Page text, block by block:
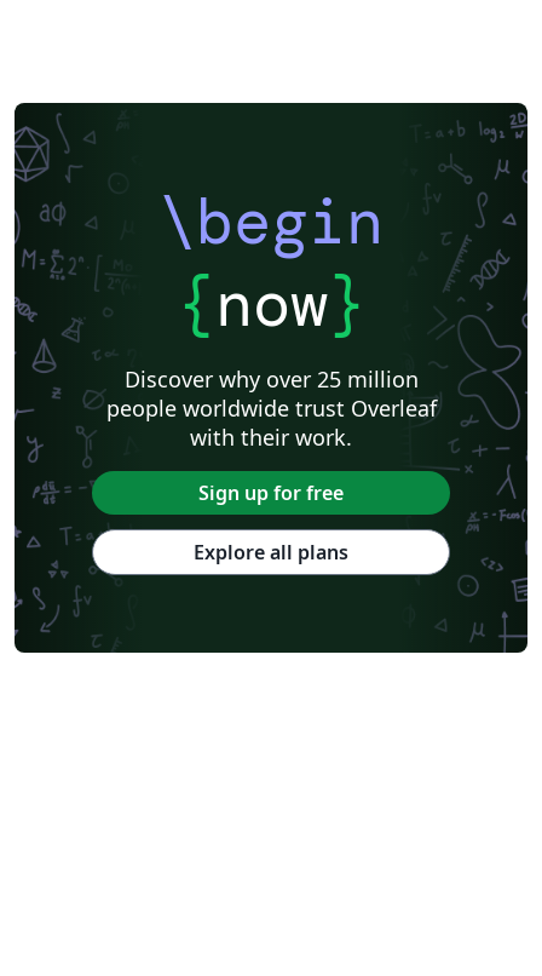
\begin
{now}
Discover why over 25 million
people worldwide trust Overleaf
with their work.
Sign up for free
Explore all plans